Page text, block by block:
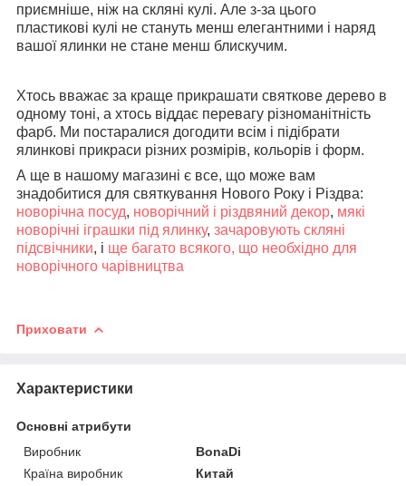
приємніше, ніж на скляні кулі. Але з-за цього
пластикові кулі не стануть менш елегантними і наряд
вашої ялинки не стане менш блискучим.
Хтось вважає за краще прикрашати святкове дерево в
одному тоні, а хтось віддає перевагу різноманітність
фарб. Ми постаралися догодити всім і підібрати
ялинкові прикраси різних розмірів, кольорів і форм.
А ще в нашому магазині є все, що може вам
знадобитися для святкування Нового Року і Різдва:
новорічна посуд, новорічний і різдвяний декор, мякі
новорічні іграшки під ялинку, зачаровують скляні
підсвічники, і ще багато всякого, що необхідно для
новорічного чарівництва
Приховати
Характеристики
Основні атрибути
Виробник
BonaDi
Країна виробник
Китай